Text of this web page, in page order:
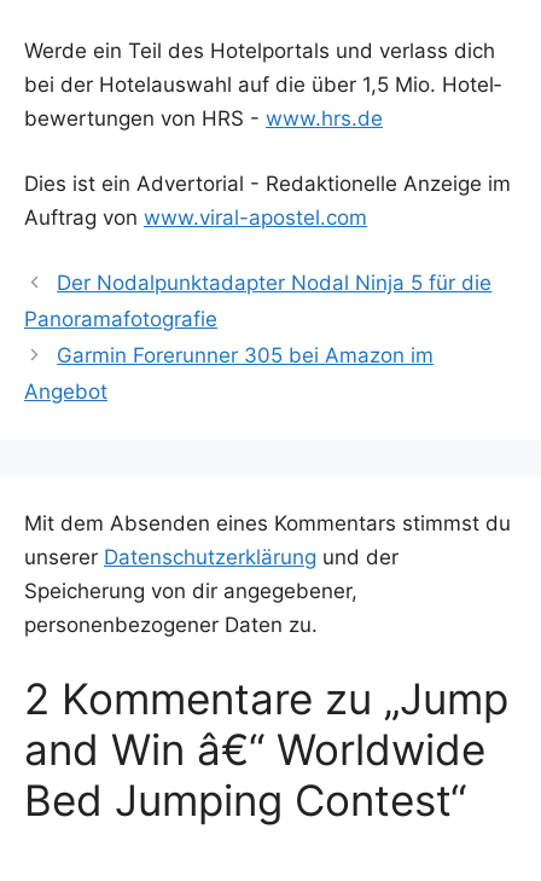
Wer­de ein Teil des Hotel­por­tals und ver­lass dich
bei der Hotel­aus­wahl auf die über 1,5 Mio. Hotel­
be­wer­tun­gen von HRS - www.hrs.de
Dies ist ein Adver­to­ri­al - Redak­tio­nel­le Anzei­ge im
Auf­trag von www.viral-apostel.com
Der Nodalpunktadapter Nodal Ninja 5 für die
Panoramafotografie
Garmin Forerunner 305 bei Amazon im
Angebot
Mit dem Absenden eines Kommentars stimmst du
unserer Datenschutzerklärung und der
Speicherung von dir angegebener,
personenbezogener Daten zu.
2 Kommentare zu „Jump
and Win â€“ Worldwide
Bed Jumping Contest“